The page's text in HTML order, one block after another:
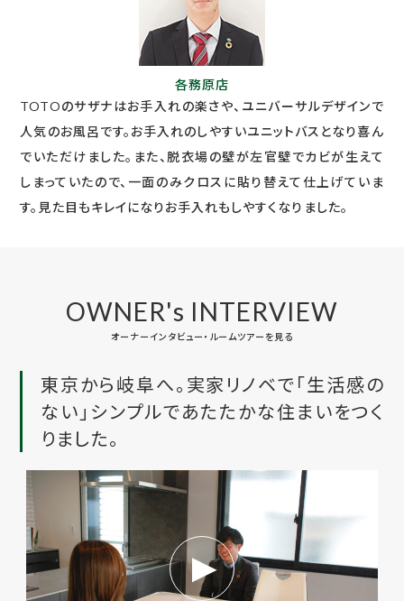
各務原店
TOTOのサザナはお手入れの楽さや、ユニバーサルデザインで
人気のお風呂です。お手入れのしやすいユニットバスとなり喜ん
でいただけました。また、脱衣場の壁が左官壁でカビが生えて
しまっていたので、一面のみクロスに貼り替えて仕上げていま
す。見た目もキレイになりお手入れもしやすくなりました。
OWNER's INTERVIEW
オーナーインタビュー・ルームツアーを見る
東京から岐阜へ。実家リノベで「生活感の
ない」シンプルであたたかな住まいをつく
りました。